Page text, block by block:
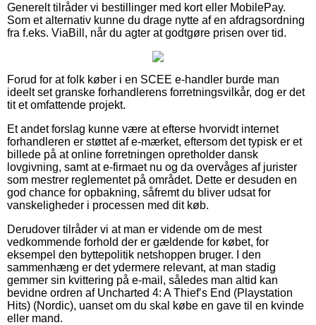
Generelt tilråder vi bestillinger med kort eller MobilePay.
Som et alternativ kunne du drage nytte af en afdragsordning
fra f.eks. ViaBill, når du agter at godtgøre prisen over tid.
Forud for at folk køber i en SCEE e-handler burde man
ideelt set granske forhandlerens forretningsvilkår, dog er det
tit et omfattende projekt.
Et andet forslag kunne være at efterse hvorvidt internet
forhandleren er støttet af e-mærket, eftersom det typisk er et
billede på at online forretningen opretholder dansk
lovgivning, samt at e-firmaet nu og da overvåges af jurister
som mestrer reglementet på området. Dette er desuden en
god chance for opbakning, såfremt du bliver udsat for
vanskeligheder i processen med dit køb.
Derudover tilråder vi at man er vidende om de mest
vedkommende forhold der er gældende for købet, for
eksempel den byttepolitik netshoppen bruger. I den
sammenhæng er det ydermere relevant, at man stadig
gemmer sin kvittering på e-mail, således man altid kan
bevidne ordren af Uncharted 4: A Thief’s End (Playstation
Hits) (Nordic), uanset om du skal købe en gave til en kvinde
eller mand.